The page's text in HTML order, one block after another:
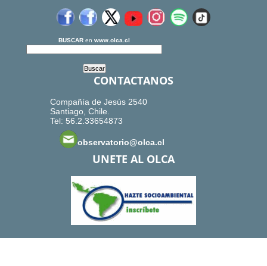
BUSCAR en www.olca.cl
CONTACTANOS
Compañía de Jesús 2540
Santiago, Chile.
Tel: 56.2.33654873
observatorio@olca.cl
UNETE AL OLCA